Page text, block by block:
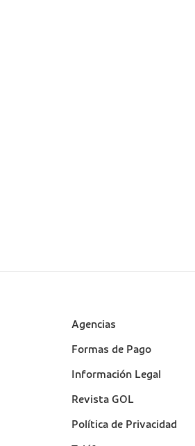
Suporte
Agencias
Formas de Pago
Información Legal
Revista GOL
Política de Privacidad